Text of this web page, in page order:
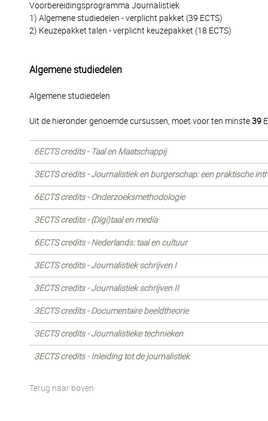
Voorbereidingsprogramma Journalistiek
1) Algemene studiedelen - verplicht pakket (39 ECTS)
2) Keuzepakket talen - verplicht keuzepakket (18 ECTS)
Algemene studiedelen
Algemene studiedelen
Uit de hieronder genoemde cursussen, moet voor ten minste39
6ECTS credits - Taal en Maatschappij
3ECTS credits - Journalistiek en burgerschap: een praktische
6ECTS credits - Onderzoeksmethodologie
3ECTS credits - (Digi)taal en media
6ECTS credits - Nederlands: taal en cultuur
3ECTS credits - Journalistiek schrijven I
3ECTS credits - Journalistiek schrijven II
3ECTS credits - Documentaire beeldtheorie
3ECTS credits - Journalistieke technieken
3ECTS credits - Inleiding tot de journalistiek
Terug naar boven